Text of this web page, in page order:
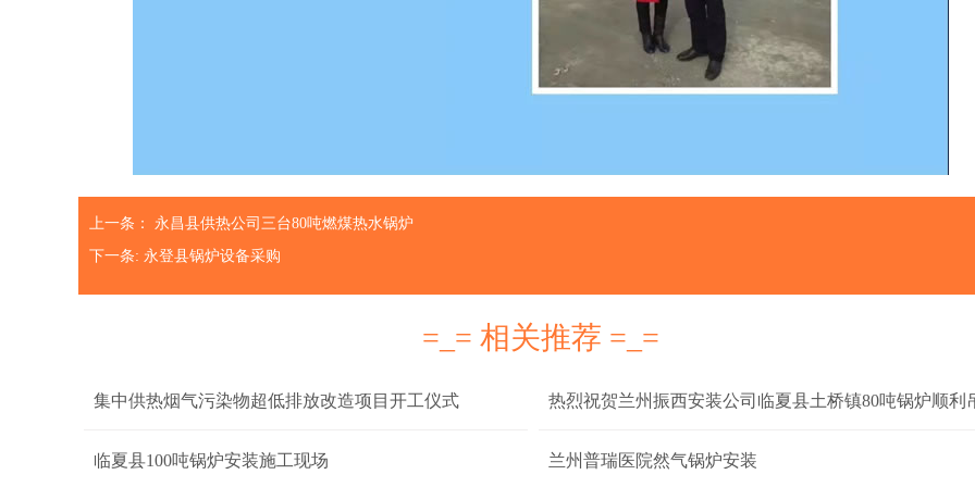
上一条： 永昌县供热公司三台80吨燃煤热水锅炉
下一条: 永登县锅炉设备采购
=_= 相关推荐 =_=
集中供热烟气污染物超低排放改造项目开工仪式 热烈祝贺兰州振西安装公司临夏县土桥镇80吨锅炉顺利
临夏县100吨锅炉安装施工现场 兰州普瑞医院然气锅炉安装